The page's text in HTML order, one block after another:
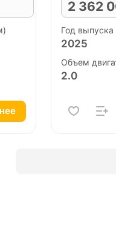
2 362
Год выпуска
2025
Объем
2.0